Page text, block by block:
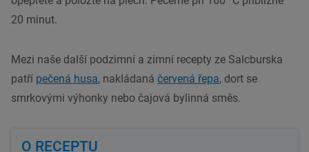
20 minut.
Mezi naše další podzimní a zimní recepty ze Salcburska
patří pečená husa, nakládaná červená řepa, dort se
smrkovými výhonky nebo čajová bylinná směs.
O RECEPTU